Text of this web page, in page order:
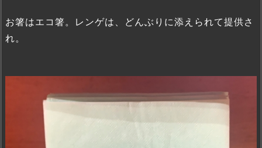
お箸はエコ箸。レンゲは、どんぶりに添えられて提供さ
れ。